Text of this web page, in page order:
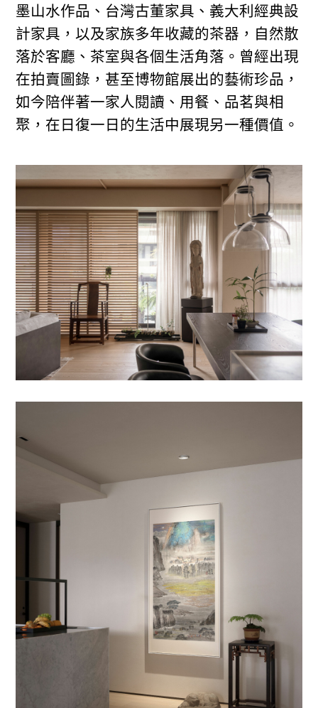
墨山水作品、台灣古董家具、義大利經典設
計家具，以及家族多年收藏的茶器，自然散
落於客廳、茶室與各個生活角落。曾經出現
在拍賣圖錄，甚至博物館展出的藝術珍品，
如今陪伴著一家人閱讀、用餐、品茗與相
聚，在日復一日的生活中展現另一種價值。